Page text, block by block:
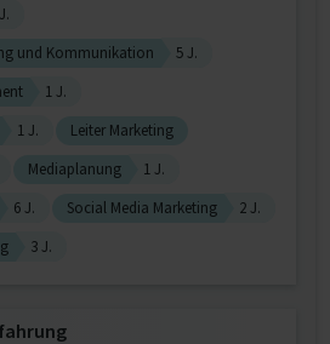
und Kommunikation
5 J.
1 J.
1 J.
Leiter Marketing
Mediaplanung
1 J.
6 J. Social Media Marketing
2 J.
3 J.